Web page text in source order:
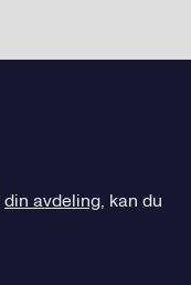
din avdeling, kan du